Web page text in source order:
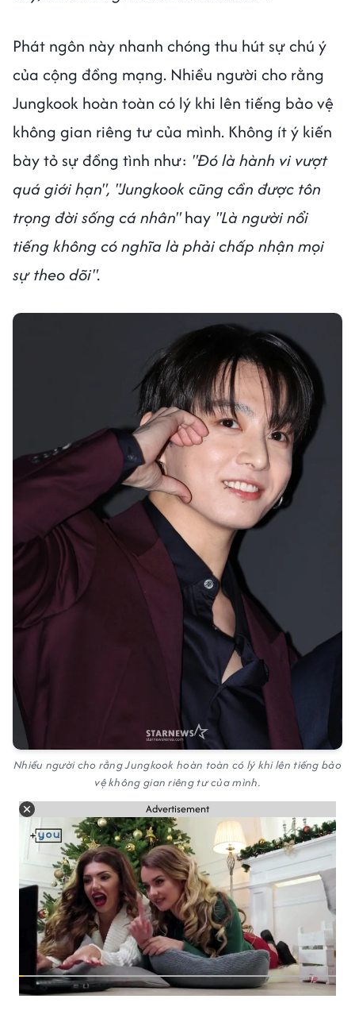
Phát ngôn này nhanh chóng thu hút sự chú ý
của cộng đồng mạng. Nhiều người cho rằng
Jungkook hoàn toàn có lý khi lên tiếng bảo vệ
không gian riêng tư của mình. Không ít ý kiến
bày tỏ sự đồng tình như: "Đó là hành vi vượt
quá giới hạn", "Jungkook cũng cần được tôn
trọng đời sống cá nhân"hay "Là người nổi
tiếng không có nghĩa là phải chấp nhận mọi
sự theo dõi".
Nhiều người cho rằng Jungkook hoàn toàn có lý khi lên tiếng bảo
vệ không gian riêng tư của mình.
Advertisement